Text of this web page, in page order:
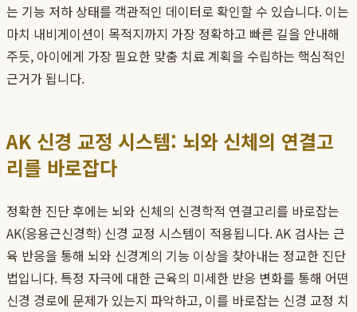
는 기능 저하 상태를 객관적인 데이터로 확인할 수 있습니다. 이는
마치 내비게이션이 목적지까지 가장 정확하고 빠른 길을 안내해
주듯, 아이에게 가장 필요한 맞춤 치료 계획을 수립하는 핵심적인
근거가 됩니다.
AK 신경 교정 시스템: 뇌와 신체의 연결고
리를 바로잡다
정확한 진단 후에는 뇌와 신체의 신경학적 연결고리를 바로잡는
AK(응용근신경학) 신경 교정 시스템이 적용됩니다. AK 검사는 근
육 반응을 통해 뇌와 신경계의 기능 이상을 찾아내는 정교한 진단
법입니다. 특정 자극에 대한 근육의 미세한 반응 변화를 통해 어떤
신경 경로에 문제가 있는지 파악하고, 이를 바로잡는 신경 교정 치